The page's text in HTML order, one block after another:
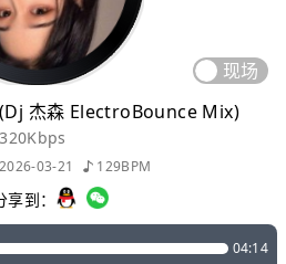
现场
杰森 ElectroBounce Mix)
2026-03-21 129BPM
享到：
04:14